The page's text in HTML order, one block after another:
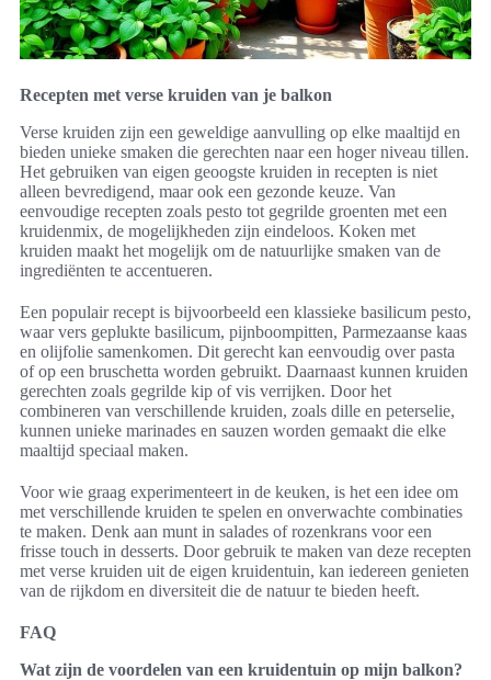
Recepten met verse kruiden van je balkon
Verse kruiden zijn een geweldige aanvulling op elke maaltijd en
bieden unieke smaken die gerechten naar een hoger niveau tillen.
Het gebruiken van eigen geoogste kruiden in recepten is niet
alleen bevredigend, maar ook een gezonde keuze. Van
eenvoudige recepten zoals pesto tot gegrilde groenten met een
kruidenmix, de mogelijkheden zijn eindeloos. Koken met
kruiden maakt het mogelijk om de natuurlijke smaken van de
ingrediënten te accentueren.
Een populair recept is bijvoorbeeld een klassieke basilicum pesto,
waar vers geplukte basilicum, pijnboompitten, Parmezaanse kaas
en olijfolie samenkomen. Dit gerecht kan eenvoudig over pasta
of op een bruschetta worden gebruikt. Daarnaast kunnen kruiden
gerechten zoals gegrilde kip of vis verrijken. Door het
combineren van verschillende kruiden, zoals dille en peterselie,
kunnen unieke marinades en sauzen worden gemaakt die elke
maaltijd speciaal maken.
Voor wie graag experimenteert in de keuken, is het een idee om
met verschillende kruiden te spelen en onverwachte combinaties
te maken. Denk aan munt in salades of rozenkrans voor een
frisse touch in desserts. Door gebruik te maken van deze recepten
met verse kruiden uit de eigen kruidentuin, kan iedereen genieten
van de rijkdom en diversiteit die de natuur te bieden heeft.
FAQ
Wat zijn de voordelen van een kruidentuin op mijn balkon?